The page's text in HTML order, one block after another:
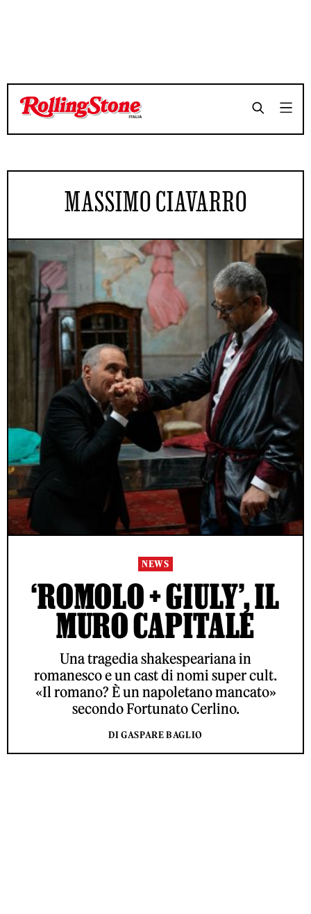
MASSIMO CIAVARRO
NEWS
‘ROMOLO + GIULY’, IL
MURO CAPITALE
Una tragedia shakespeariana in
romanesco e un cast di nomi super cult.
«Il romano? È un napoletano mancato»
secondo Fortunato Cerlino.
DI GASPARE BAGLIO